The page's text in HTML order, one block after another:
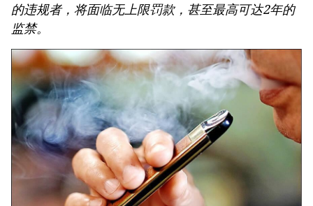
的违规者，将面临无上限罚款，甚至最高可达2年的
监禁。